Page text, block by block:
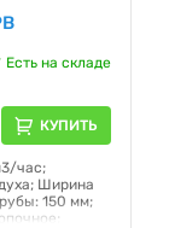
Есть на складе
КУПИТЬ
час;
Ширина
150 мм;